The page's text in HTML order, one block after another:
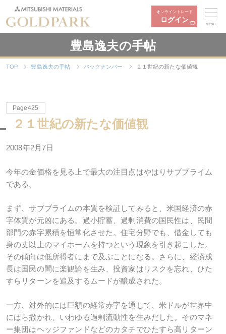
オンライントレード
ログイン
MENU
豊島逸夫の手帖
TOP 豊島逸夫の手帖 バックナンバー ２１世紀の新たな価値観
Page425
２１世紀の新たな価値観
2008年2月7日
今年の金価格を見る上で最大の注目点はやはりサブプライム
である。
まず、サブプライムの本質を検証してみると、米国経済の赤
字体質が元凶にある。過小貯蓄、過剰消費の国民性は、民間
部門の赤字累積を恒常化させた。住宅分野でも、借金しても
身の丈以上のマイホームを持つという現象を引き起こした。
その傾向は低所得者にまで及ぶことになる。さらに、経済成
長は国民の間に楽観論を生み、投資家はリスクを忘れ、ひた
すらリターンを追及するムードが醸成された。
一方、対外的には巨額の経常赤字を通じて、米ドルが世界中
にばら撒かれ、いわゆる過剰流動性を生みだした。そのマネ
ー集団はヘッジファンドなどのカタチでひたすら高リターン